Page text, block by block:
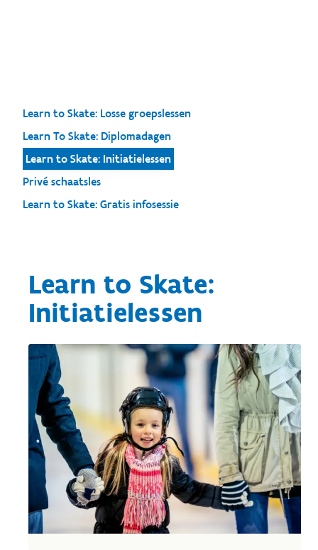
Learn to Skate: Losse groepslessen
Learn To Skate: Diplomadagen
Learn to Skate: Initiatielessen
Privé schaatsles
Learn to Skate: Gratis infosessie
Learn to Skate:
Initiatielessen